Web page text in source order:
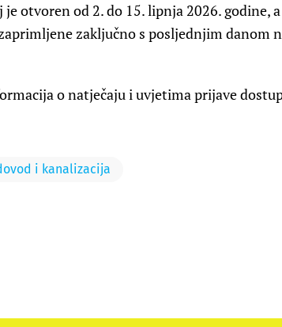
je otvoren od 2. do 15. lipnja 2026. godine,
zaključno s posljednjim danom
o natječaju i uvjetima prijave
i kanalizacija